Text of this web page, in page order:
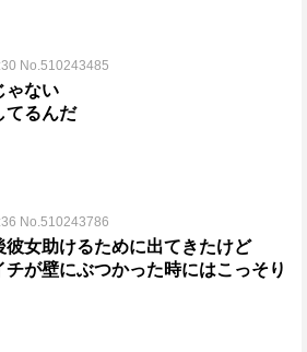
No.510243485
ゃない
てるんだ
No.510243786
彼女助けるために出てきたけど
が壁にぶつかった時にはこっそり